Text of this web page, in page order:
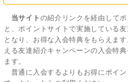
当サイト の紹介リンクを経由して
と、ポイントサイトで実施している
となり、お得な入会特典をもらえま
える友達紹介キャンペーンの入会特
ます。
普通に入会するよりもお得にポイ